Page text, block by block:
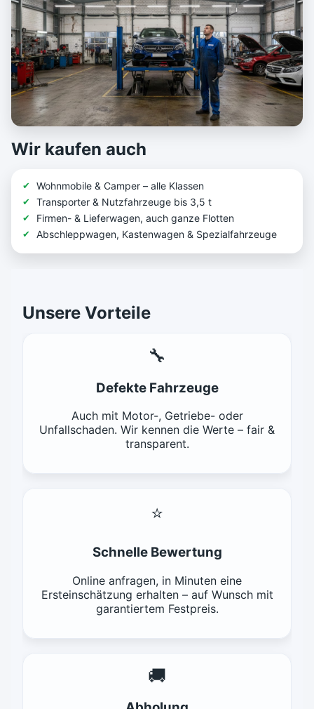
Wir kaufen auch
Wohnmobile & Camper – alle Klassen
Transporter & Nutzfahrzeuge bis 3,5 t
Firmen- & Lieferwagen, auch ganze Flotten
Abschleppwagen, Kastenwagen & Spezialfahrzeuge
Unsere Vorteile
🔧
Defekte Fahrzeuge
Auch mit Motor-, Getriebe- oder
Unfallschaden. Wir kennen die Werte – fair &
transparent.
⭐
Schnelle Bewertung
Online anfragen, in Minuten eine
Ersteinschätzung erhalten – auf Wunsch mit
garantiertem Festpreis.
🚚